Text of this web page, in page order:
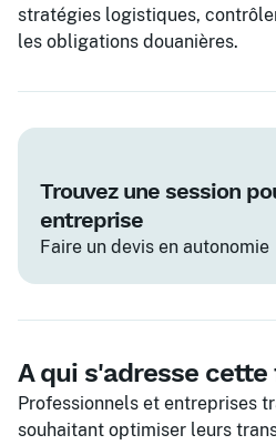
stratégies logistiques,
les obligations douanières.
Trouvez une session
entreprise
Faire un devis en autonomie
A qui s'adresse
Professionnels et entreprises
souhaitant optimiser leurs